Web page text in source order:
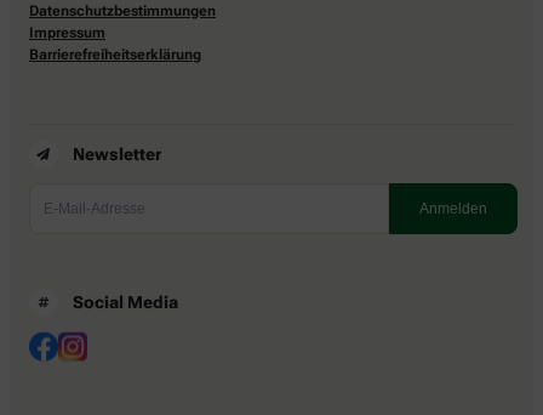
Datenschutzbestimmungen
Impressum
Barrierefreiheitserklärung
Newsletter
Social Media